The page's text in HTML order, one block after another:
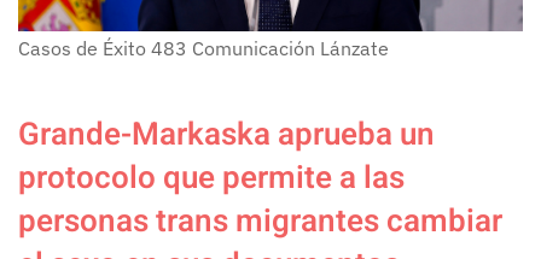
Casos de Éxito 483 Comunicación Lánzate
Grande-Markaska aprueba un
protocolo que permite a las
personas trans migrantes cambiar